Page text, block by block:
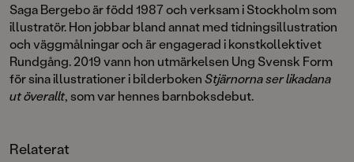
Saga Bergebo är född 1987 och verksam i Stockholm som
illustratör. Hon jobbar bland annat med tidningsillustration
och väggmålningar och är engagerad i konstkollektivet
Rundgång. 2019 vann hon utmärkelsen Ung Svensk Form
för sina illustrationer i bilderbokenStjärnorna ser likadana
ut överallt, som var hennes barnboksdebut.
Relaterat